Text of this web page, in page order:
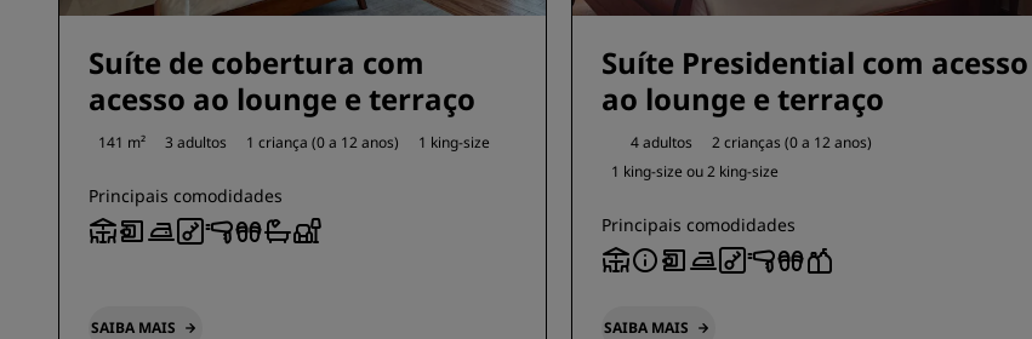
Suíte de cobertura com
acesso ao lounge e terraço
141 m² 3 adultos 1 criança (0 a 12 anos) 1 king-size
Principais comodidades
SAIBA MAIS
Suíte Presidential com acesso
ao lounge e terraço
4 adultos
2 crianças (0 a 12 anos)
1 king-size ou2 king-size
Principais comodidades
SAIBA MAIS